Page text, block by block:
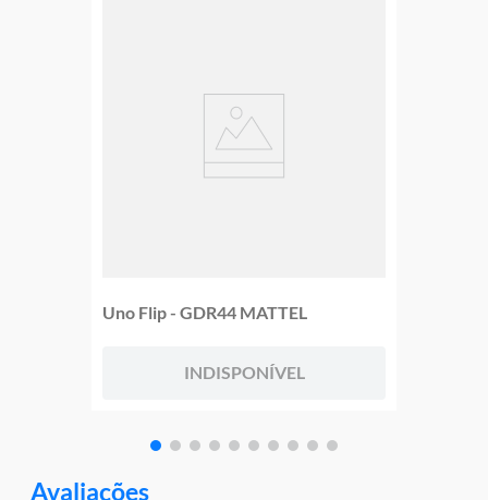
Uno Flip - GDR44 MATTEL
INDISPONÍVEL
Avaliações